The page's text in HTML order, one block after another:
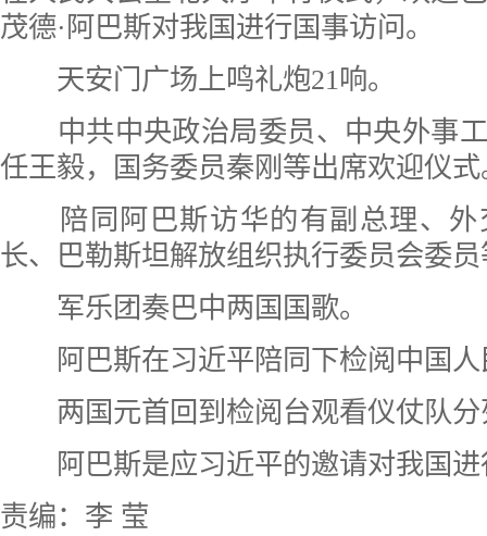
茂德·阿巴斯对我国进行国事访问。
天安门广场上鸣礼炮21响。
中共中央政治局委员、中央外事工
任王毅，国务委员秦刚等出席欢迎仪式
陪同阿巴斯访华的有副总理、外
长、巴勒斯坦解放组织执行委员会委
军乐团奏巴中两国国歌。
阿巴斯在习近平陪同下检阅中国人
两国元首回到检阅台观看仪仗队分
阿巴斯是应习近平的邀请对我国进
责编：李 莹